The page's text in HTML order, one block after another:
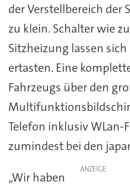
der Verstellbereich der
zu klein. Schalter wie
Sitzheizung lassen
ertasten. Eine
Fahrzeugs über den
Telefon inklusiv WLan-
zumindest bei den
ANZEIGE
„Wir haben